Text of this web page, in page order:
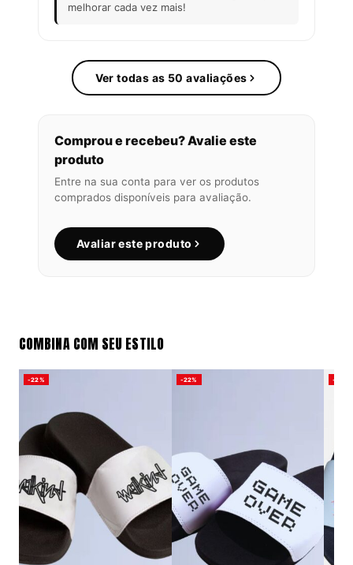
melhorar cada vez mais!
Ver todas as 50 avaliações
Comprou e recebeu? Avalie este
produto
Entre na sua conta para ver os produtos
comprados disponíveis para avaliação.
Avaliar este produto
COMBINA COM SEU ESTILO
-22% -22% -22%